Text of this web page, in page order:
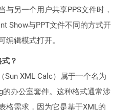
与另一个用户共享PPS文件时，
Show与PPT文件不同的方式开
编辑模式打开。
？
Sun XML Calc）属于一个名为
的办公室套件。这种格式通常涉
格需求，因为它是基于XML的